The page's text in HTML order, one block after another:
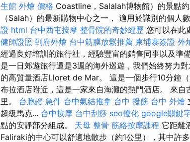
生館 外燴 價格 Coastline，Salalah博物館）的景點
（Salah）的最新購物中心之一， 適用於識別的個人
證 html 台中西屯按摩 整骨院的奇妙經歷 您可以在此
健師證照 到府外燴 台中筋膜放鬆推薦 柬埔寨簽證 外
經過良好培訓的旅行社，經驗豐富的銷售同事以及準
是一日郊遊旅行還是3週的海外巡遊，我們始終努力
的高質量酒店Lloret de Mar。 這是一個步行10分鐘
布拉酒店附近，這是一家來自海灘的熱門酒店。 來
里。 台胞證 急件 台中氣結推拿 台中 撥筋 台中 外燴
超級馬克... 台中按摩 台中刮痧 seo優化 google關鍵
點的安靜部分組成。 天母 整骨 筋絡按摩課程 它距離
Faliraki的中心可以舒適地散步（約1公里），其中許